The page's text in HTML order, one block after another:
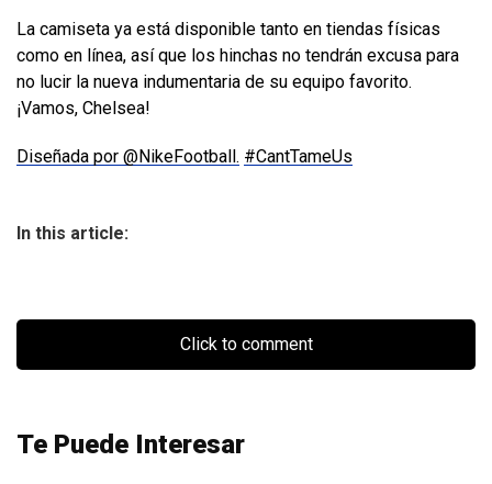
La camiseta ya está disponible tanto en tiendas físicas
como en línea, así que los hinchas no tendrán excusa para
no lucir la nueva indumentaria de su equipo favorito.
¡Vamos, Chelsea!
Diseñada por @NikeFootball. #CantTameUs
In this article:
Click to comment
Te Puede Interesar